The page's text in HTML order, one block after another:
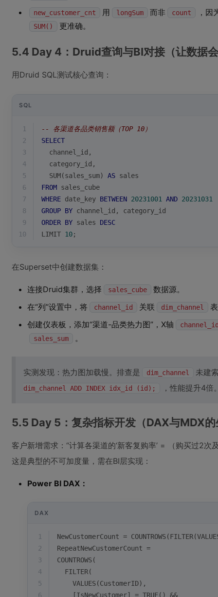
new_customer_cnt 用 longSum 而非 count ，因
SUM() 更准确。
5.4 Day 4：Druid查询与BI对接（让数据
用Druid SQL测试核心查询：
SQL
1
-- 各渠道各品类销售额（TOP 10）
2
SELECT
3
  channel_id,
4
  category_id,
5
SUM(sales_sum) AS sales
6
FROM sales_cube
7
WHERE date_key BETWEEN 20231001 AND 20231031
8
GROUP BY channel_id, category_id
9
ORDER BY sales DESC
10
LIMIT 10;
在Superset中创建数据集：
连接Druid集群，选择 sales_cube
数据源。
在“列”设置中，将
channel_id 关联 dim_channel
创建仪表板，添加“渠道-品类热力图”，X轴
sales_sum
。
实测发现：热力图加载慢。排查是 dim_channel 未建
dim_channel ADD INDEX idx_id (id); ，性能提升4倍
5.5 Day 5：复杂指标开发（DAX与MDX的
客户新增需求：“计算各渠道的‘新客复购率’ = （购买过2
这是典型的不可加度量，需在BI层实现：
Power BI DAX：
DAX
1
NewCustomerCount =
2
RepeatNewCustomerCount =
3
COUNTROWS(
4
  FILTER(
5
    VALUES(CustomerID),
6
    [IsNewCustomer] = TRUE() &&